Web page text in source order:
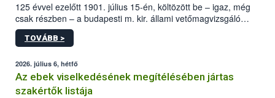
125 évvel ezelőtt 1901. július 15-én, költözött be – igaz, még
csak részben – a budapesti m. kir. állami vetőmagvizsgáló
állomás a Kis Rókus utca 15. szám alatti, Czigler Győző által
tervezett új épületébe.
TOVÁBB >
2026. július 6, hétfő
Az ebek viselkedésének megítélésében jártas
szakértők listája